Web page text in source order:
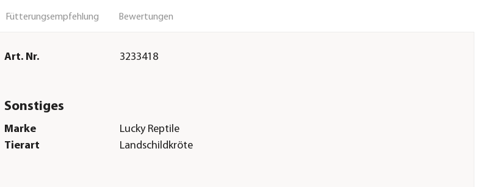
Fütterungsempfehlung Bewertungen
Art. Nr. 3233418
Sonstiges
Marke
Lucky Reptile
Tierart
Landschildkröte